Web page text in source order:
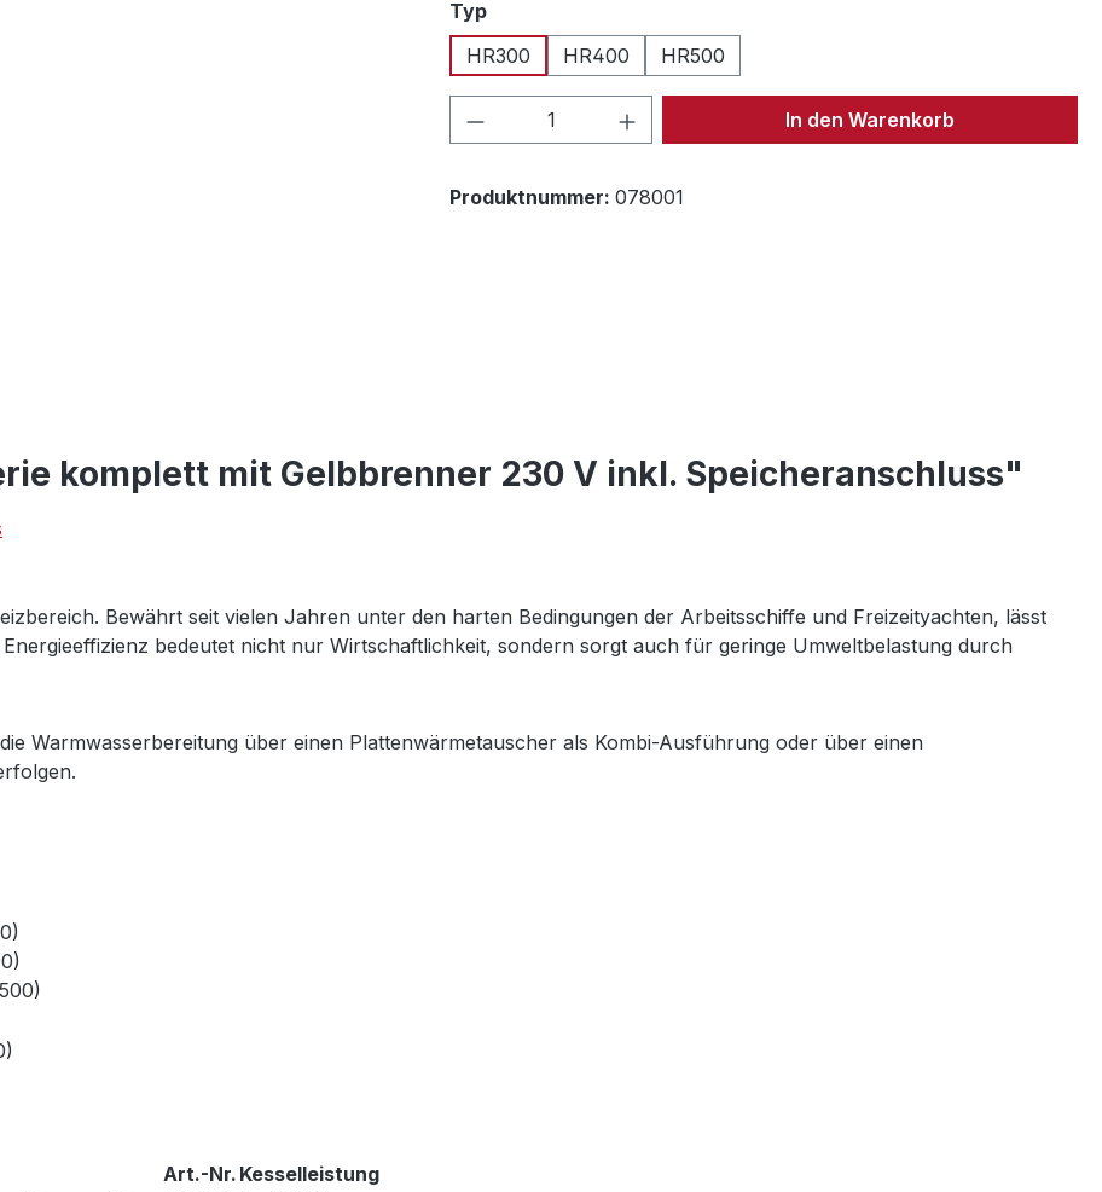
Typauswählen
HR300
HR400 HR500
Produkt Anzahl: Gib den gewünschten Wert
In den Warenkorb
Produktnummer: 078001
komplett mit Gelbbrenner 230 V inkl. Speicheranschluss"
Bewährt seit vielen Jahren unter den harten Bedingungen der Arbeitsschiffe und Freizeityachten, lässt
bedeutet nicht nur Wirtschaftlichkeit, sondern sorgt auch für geringe Umweltbelastung durch
Warmwasserbereitung über einen Plattenwärmetauscher als Kombi-Ausführung oder über einen
Art.-Nr. Kesselleistung